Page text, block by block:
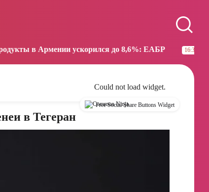
ускорился до 8,6%: ЕАБР 16:38 Трамп: США
Could not load widget.
Free Social Share Buttons Widget
в Тегеран